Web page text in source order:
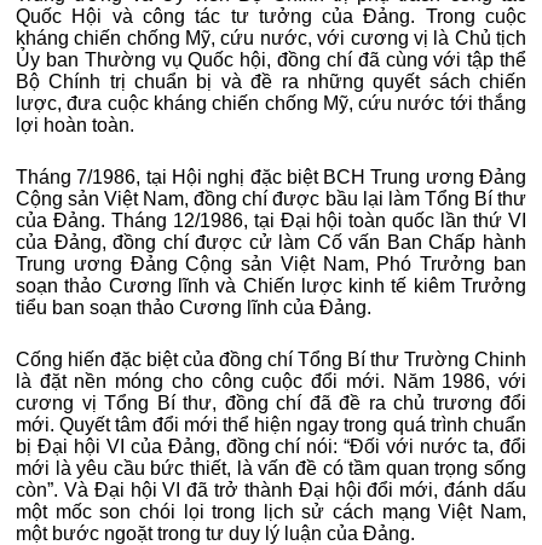
Quốc Hội và công tác tư tưởng của Đảng. Trong cuộc
kháng chiến chống Mỹ, cứu nước, với cương vị là Chủ tịch
Ủy ban Thường vụ Quốc hội, đồng chí đã cùng với tập thể
Bộ Chính trị chuẩn bị và đề ra những quyết sách chiến
lược, đưa cuộc kháng chiến chống Mỹ, cứu nước tới thắng
lợi hoàn toàn.
Tháng 7/1986, tại Hội nghị đặc biệt BCH Trung ương Đảng
Cộng sản Việt Nam, đồng chí được bầu lại làm Tổng Bí thư
của Đảng. Tháng 12/1986, tại Đại hội toàn quốc lần thứ VI
của Đảng, đồng chí được cử làm Cố vấn Ban Chấp hành
Trung ương Đảng Cộng sản Việt Nam, Phó Trưởng ban
soạn thảo Cương lĩnh và Chiến lược kinh tế kiêm Trưởng
tiểu ban soạn thảo Cương lĩnh của Đảng.
Cống hiến đặc biệt của đồng chí Tổng Bí thư Trường Chinh
là đặt nền móng cho công cuộc đổi mới. Năm 1986, với
cương vị Tổng Bí thư, đồng chí đã đề ra chủ trương đổi
mới. Quyết tâm đổi mới thể hiện ngay trong quá trình chuẩn
bị Đại hội VI của Đảng, đồng chí nói: “Đối với nước ta, đổi
mới là yêu cầu bức thiết, là vấn đề có tầm quan trọng sống
còn”. Và Đại hội VI đã trở thành Đại hội đổi mới, đánh dấu
một mốc son chói lọi trong lịch sử cách mạng Việt Nam,
một bước ngoặt trong tư duy lý luận của Đảng.